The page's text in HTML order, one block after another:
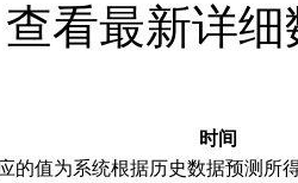
看最新详细
时间
的值为系统根据历史数据预测所